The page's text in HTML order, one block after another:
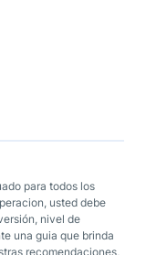
para todos los
usted debe
nivel de
una guia que brinda
recomendaciones,